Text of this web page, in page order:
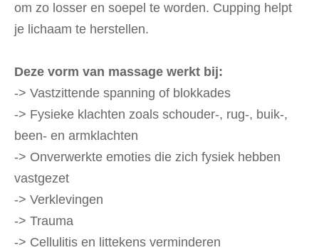
om zo losser en soepel te worden. Cupping helpt
je lichaam te herstellen.
Deze vorm van massage werkt bij:
-> Vastzittende spanning of blokkades
-> Fysieke klachten zoals schouder-, rug-, buik-,
been- en armklachten
-> Onverwerkte emoties die zich fysiek hebben
vastgezet
-> Verklevingen
-> Trauma
-> Cellulitis en littekens verminderen